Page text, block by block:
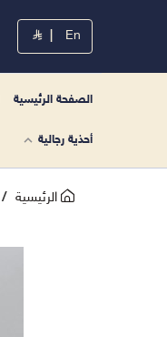
En
الصفحة الرئيسية
أحذية رجالية
الرئيسية